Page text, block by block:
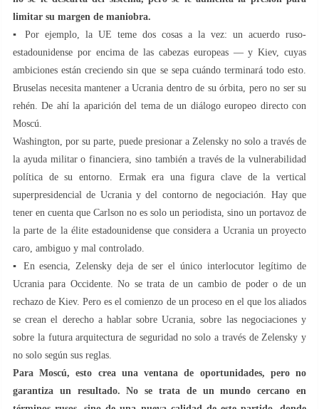
limitar su margen de maniobra.
▪️ Por ejemplo, la UE teme dos cosas a la vez: un acuerdo ruso-
estadounidense por encima de las cabezas europeas — y Kiev, cuyas
ambiciones están creciendo sin que se sepa cuándo terminará todo esto.
Bruselas necesita mantener a Ucrania dentro de su órbita, pero no ser su
rehén. De ahí la aparición del tema de un diálogo europeo directo con
Moscú.
Washington, por su parte, puede presionar a Zelensky no solo a través de
la ayuda militar o financiera, sino también a través de la vulnerabilidad
política de su entorno. Ermak era una figura clave de la vertical
superpresidencial de Ucrania y del contorno de negociación. Hay que
tener en cuenta que Carlson no es solo un periodista, sino un portavoz de
la parte de la élite estadounidense que considera a Ucrania un proyecto
caro, ambiguo y mal controlado.
▪️ En esencia, Zelensky deja de ser el único interlocutor legítimo de
Ucrania para Occidente. No se trata de un cambio de poder o de un
rechazo de Kiev. Pero es el comienzo de un proceso en el que los aliados
se crean el derecho a hablar sobre Ucrania, sobre las negociaciones y
sobre la futura arquitectura de seguridad no solo a través de Zelensky y
no solo según sus reglas.
Para Moscú, esto crea una ventana de oportunidades, pero no
garantiza un resultado. No se trata de un mundo cercano en